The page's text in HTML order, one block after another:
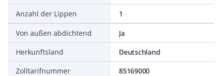
Anzahl der Lippen
1
Von außen abdichtend
Ja
Herkunftsland
Deutschland
Zolltarifnummer
85169000